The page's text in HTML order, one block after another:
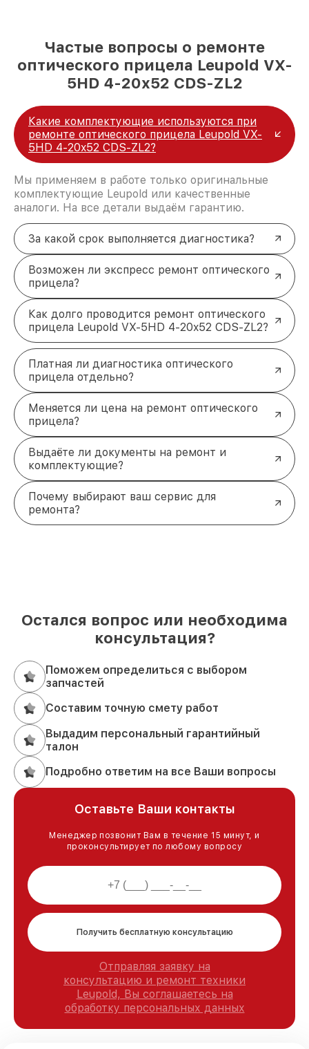
Частые вопросы о ремонте
оптического прицела Leupold VX-
5HD 4-20x52 CDS-ZL2
Какие комплектующие используются при
ремонте оптического прицела Leupold VX-
5HD 4-20x52 CDS-ZL2?
Мы применяем в работе только оригинальные
комплектующие Leupold или качественные
аналоги. На все детали выдаём гарантию.
За какой срок выполняется диагностика?
Возможен ли экспресс ремонт оптического
прицела?
Как долго проводится ремонт оптического
прицела Leupold VX-5HD 4-20x52 CDS-ZL2?
Платная ли диагностика оптического
прицела отдельно?
Меняется ли цена на ремонт оптического
прицела?
Выдаёте ли документы на ремонт и
комплектующие?
Почему выбирают ваш сервис для
ремонта?
Остался вопрос или необходима
консультация?
Поможем определиться с выбором
запчастей
Составим точную смету работ
Выдадим персональный гарантийный
талон
Подробно ответим на все Ваши вопросы
Оставьте Ваши контакты
Менеджер позвонит Вам в течение 15 минут, и
проконсультирует по любому вопросу
Получить бесплатную консультацию
Отправляя заявку на
консультацию и ремонт техники
Leupold, Вы соглашаетесь на
обработку персональных данных